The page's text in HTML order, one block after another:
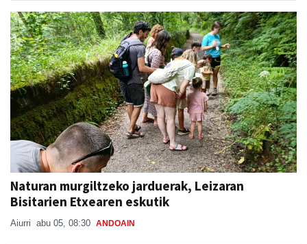
Naturan murgiltzeko jarduerak, Leizaran
Bisitarien Etxearen eskutik
Aiurri abu 05, 08:30 ANDOAIN